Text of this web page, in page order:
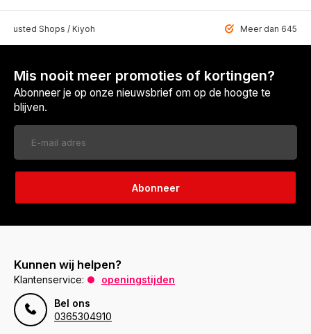
Shops / Kiyoh Meer dan 6459
Mis nooit meer promoties of kortingen?
Abonneer je op onze nieuwsbrief om op de hoogte te
blijven.
Abonneer
Kunnen wij helpen?
Klantenservice:
openingstijden
Bel ons
0365304910